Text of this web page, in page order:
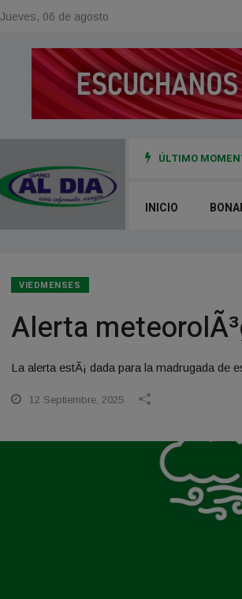
Jueves, 06 de agosto
ÚLTIMO
INICIO
VIEDMENSES
Alerta
La alerta estÃ¡ dada para la madrugada de
12 Septiembre, 2025